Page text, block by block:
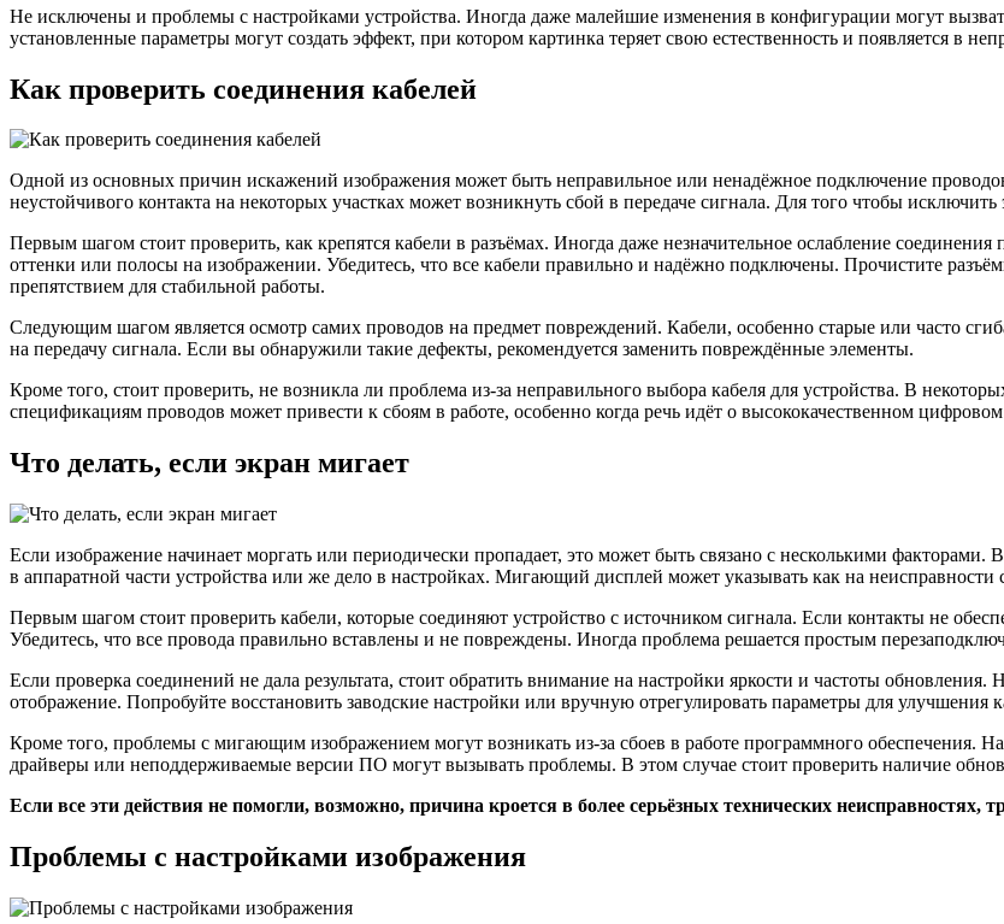
Не исключены и проблемы с настройками устройства. Иногда даже малейшие изменения в конфигурации могут
установленные параметры могут создать эффект, при котором картинка теряет свою естественность и появляется в
Как проверить соединения кабелей
Одной из основных причин искажений изображения может быть неправильное или ненадёжное подключение
неустойчивого контакта на некоторых участках может возникнуть сбой в передаче сигнала. Для того чтобы
Первым шагом стоит проверить, как крепятся кабели в разъёмах. Иногда даже незначительное ослабление
оттенки или полосы на изображении. Убедитесь, что все кабели правильно и надёжно подключены. Прочистите
препятствием для стабильной работы.
Следующим шагом является осмотр самих проводов на предмет повреждений. Кабели, особенно старые или часто
на передачу сигнала. Если вы обнаружили такие дефекты, рекомендуется заменить повреждённые элементы.
Кроме того, стоит проверить, не возникла ли проблема из-за неправильного выбора кабеля для устройства. В
спецификациям проводов может привести к сбоям в работе, особенно когда речь идёт о высококачественном цифровом
Что делать, если экран мигает
Если изображение начинает моргать или периодически пропадает, это может быть связано с несколькими
в аппаратной части устройства или же дело в настройках. Мигающий дисплей может указывать как на
Первым шагом стоит проверить кабели, которые соединяют устройство с источником сигнала. Если контакты не
Убедитесь, что все провода правильно вставлены и не повреждены. Иногда проблема решается простым
Если проверка соединений не дала результата, стоит обратить внимание на настройки яркости и частоты
отображение. Попробуйте восстановить заводские настройки или вручную отрегулировать параметры для улучшения
Кроме того, проблемы с мигающим изображением могут возникать из-за сбоев в работе программного обеспечения.
драйверы или неподдерживаемые версии ПО могут вызывать проблемы. В этом случае стоит проверить наличие
Если все эти действия не помогли, возможно, причина кроется в более серьёзных технических неисправностях,
Проблемы с настройками изображения